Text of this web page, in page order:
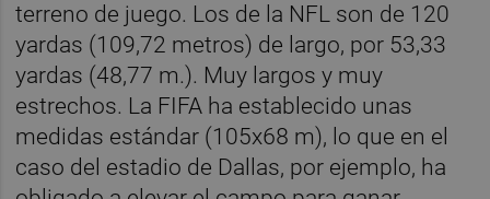
terreno de juego. Los de la NFL son de 120
yardas (109,72 metros) de largo, por 53,33
yardas (48,77 m.). Muy largos y muy
estrechos. La FIFA ha establecido unas
medidas estándar (105x68 m), lo que en el
caso del estadio de Dallas, por ejemplo, ha